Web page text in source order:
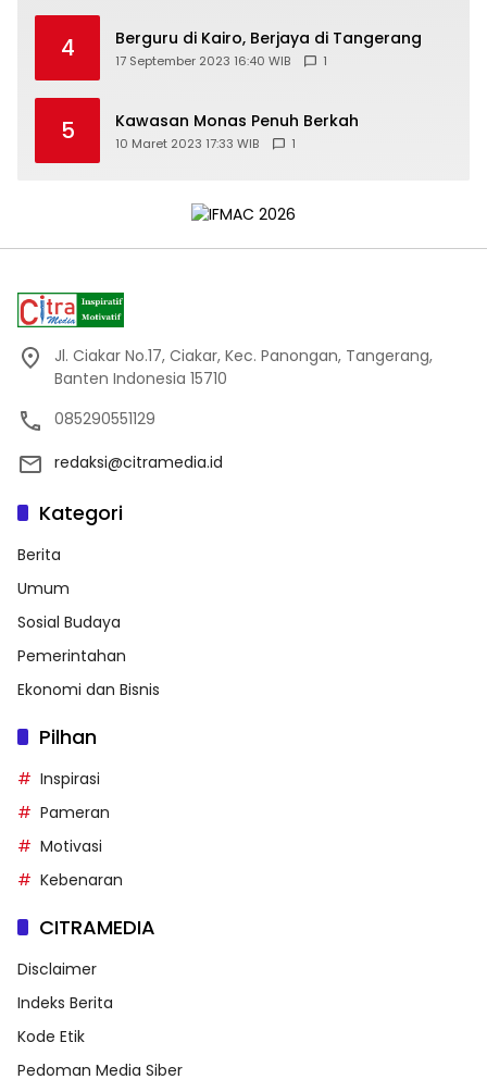
4 Berguru di Kairo, Berjaya di Tangerang
17 September 2023 16:40 WIB 1
5 Kawasan Monas Penuh Berkah
10 Maret 2023 17:33 WIB 1
Jl. Ciakar No.17, Ciakar, Kec. Panongan, Tangerang,
Banten Indonesia 15710
085290551129
redaksi@citramedia.id
Kategori
Berita
Umum
Sosial Budaya
Pemerintahan
Ekonomi dan Bisnis
Pilhan
Inspirasi
Pameran
Motivasi
Kebenaran
CITRAMEDIA
Disclaimer
Indeks Berita
Kode Etik
Pedoman Media Siber